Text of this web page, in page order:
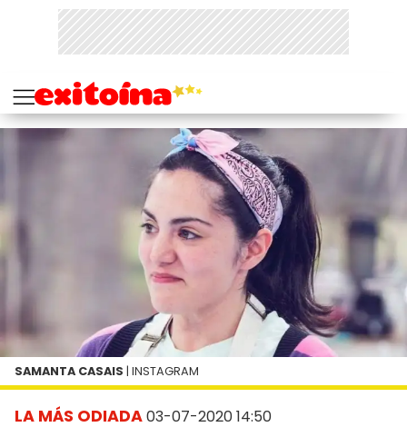
LA MÁS ODIADA03-07-2020 14:50
SAMANTA CASAIS | INSTAGRAM